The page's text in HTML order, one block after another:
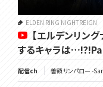
ELDEN RING NIGHTREIGN
【エルデンリン
するキャラは
配信ch 善額サンパロー -